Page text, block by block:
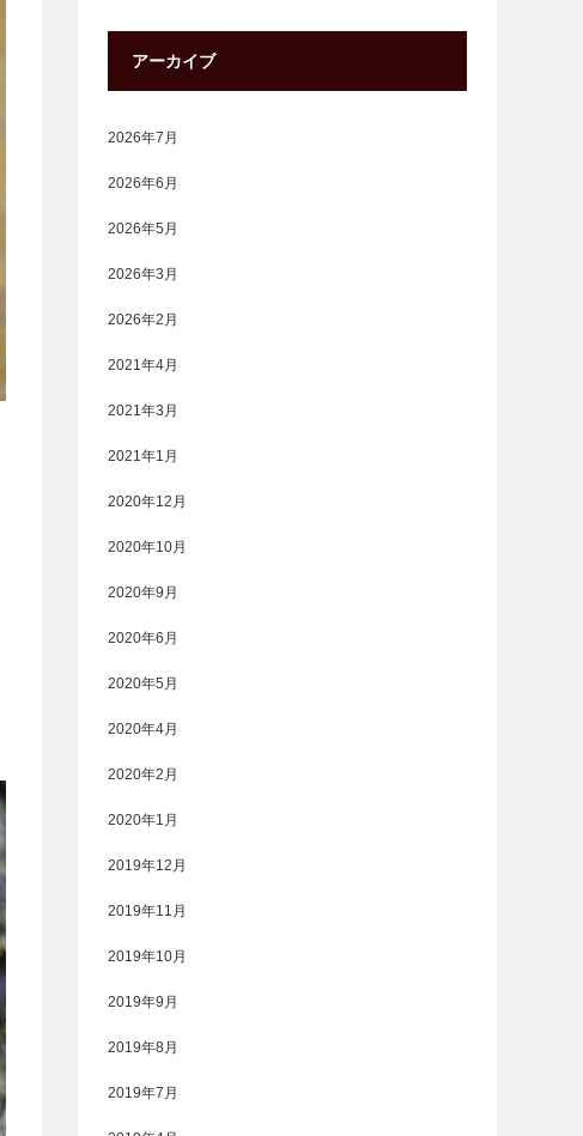
アーカイブ
2026年7月
2026年6月
2026年5月
2026年3月
2026年2月
2021年4月
2021年3月
2021年1月
2020年12月
2020年10月
2020年9月
2020年6月
2020年5月
2020年4月
2020年2月
2020年1月
2019年12月
2019年11月
2019年10月
2019年9月
2019年8月
2019年7月